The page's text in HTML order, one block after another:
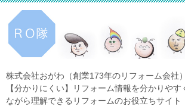
株式会社おがわ（創業173年のリフォーム会社
【分かりにくい】リフォーム情報を分かりや
ながら理解できるリフォームのお役立ちサイト